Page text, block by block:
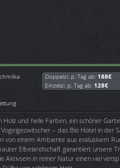
Doppelzi. p. Tag ab: 188€
Einzelzi. p. Tag ab: 128€
Holz und helle Farben, ein schöner
– das Bio Hotel in der
von einem Ambiente aus exklusivem
Elbelandschaft garantiert unsere
Aktivsein in reiner Natur einen viel